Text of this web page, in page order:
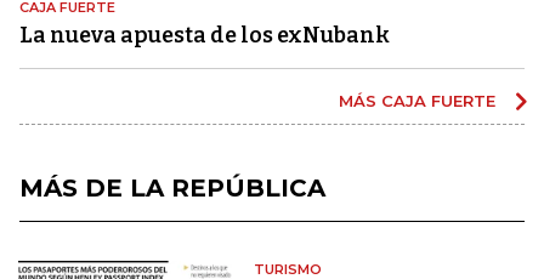
CAJA FUERTE
La nueva apuesta de los exNubank
MÁS CAJA FUERTE
MÁS DE LA REPÚBLICA
TURISMO